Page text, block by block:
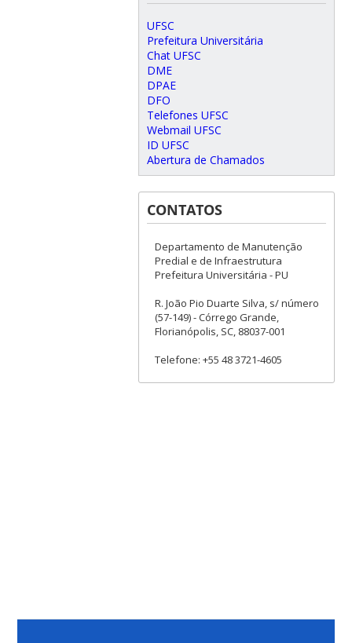
UFSC
Prefeitura Universitária
Chat UFSC
DME
DPAE
DFO
Telefones UFSC
Webmail UFSC
ID UFSC
Abertura de Chamados
CONTATOS
Departamento de Manutenção
Predial e de Infraestrutura
Prefeitura Universitária - PU
R. João Pio Duarte Silva, s/ número
(57-149) - Córrego Grande,
Florianópolis, SC, 88037-001
Telefone: +55 48 3721-4605